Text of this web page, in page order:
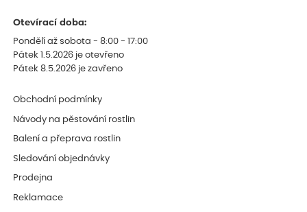
Otevírací doba:
Pondělí až sobota - 8:00 - 17:00
Pátek 1.5.2026 je otevřeno
Pátek 8.5.2026 je zavřeno
Obchodní podmínky
Návody na pěstování rostlin
Balení a přeprava rostlin
Sledování objednávky
Prodejna
Reklamace